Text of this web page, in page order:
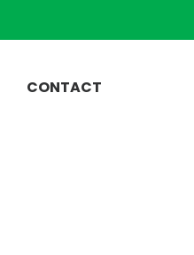
CONTACT